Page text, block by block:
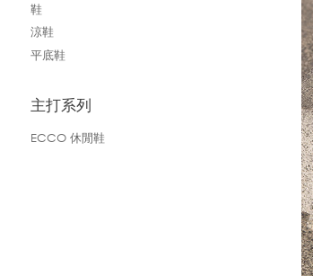
鞋
涼鞋
平底鞋
主打系列
ECCO 休閒鞋